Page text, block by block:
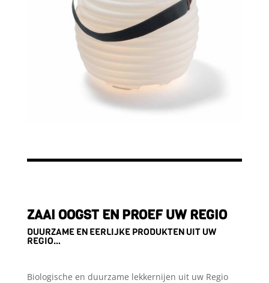
ZAAI OOGST EN PROEF UW REGIO
DUURZAME EN EERLIJKE PRODUKTEN UIT UW
REGIO…
Biologische en duurzame lekkernijen uit uw Regio